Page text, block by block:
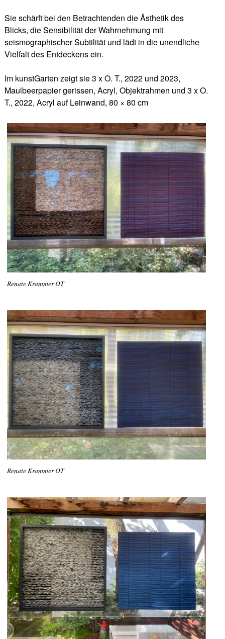
Sie schärft bei den Betrachtenden die Ästhetik des
Blicks, die Sensibilität der Wahrnehmung mit
seismographischer Subtilität und lädt in die unendliche
Vielfalt des Entdeckens ein.
Im kunstGarten zeigt sie 3 x O. T., 2022 und 2023,
Maulbeerpapier gerissen, Acryl, Objektrahmen und 3 x O.
T., 2022, Acryl auf Leinwand, 80 × 80 cm
Renate Krammer OT
Renate Krammer OT